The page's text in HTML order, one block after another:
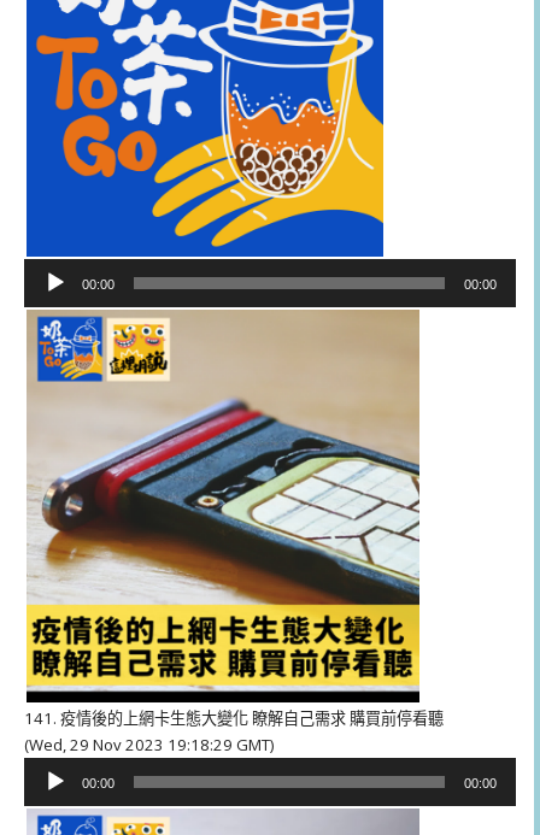
播
器
00:00 00:00
141. 疫情後的上網卡生態大變化 瞭解自己需求 購買前停看聽
(Wed, 29 Nov 2023 19:18:29 GMT)
播
00:00 00:00